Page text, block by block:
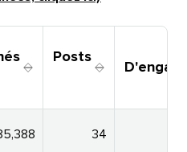
Posts​​
34​​